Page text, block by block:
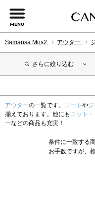
MENU
Samansa Mos2 アウター
さらに絞り込む
アウターの一覧です。 コート や
揃えております。他にも ニット
ーなどの商品も充実！
条件に一致する
お手数ですが、